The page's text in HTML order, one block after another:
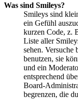
Was sind Smileys?
Smileys sind
ein Gefühl
kurzen Code, z.
Liste aller
sehen. Versuche
benutzen, sie
und ein
entsprechend
Board-
begrenzen, die